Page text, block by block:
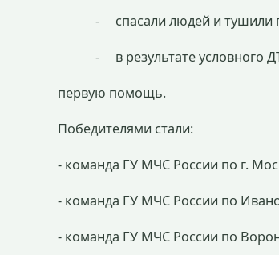
- спасали людей и тушили
- в результате условного
первую помощь.
Победителями стали:
- команда ГУ МЧС России по г.
- команда ГУ МЧС России по
- команда ГУ МЧС России по